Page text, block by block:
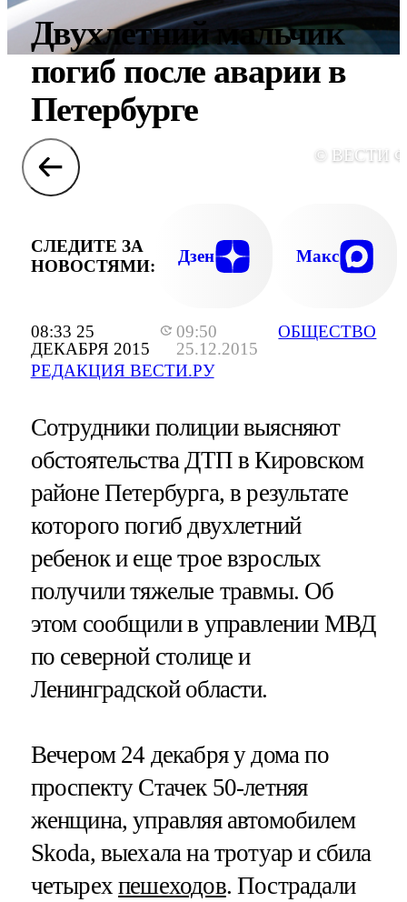
08:33 25
ДЕКАБРЯ 2015
09:50
25.12.2015
РЕДАКЦИЯ ВЕСТИ.РУ
ОБЩЕСТВО
Двухлетний мальчик
погиб после аварии в
Петербурге
© ВЕСТИ
СЛЕДИТЕ ЗА
НОВОСТЯМИ:
Дзен Макс
Сотрудники полиции выясняют
обстоятельства ДТП в Кировском
районе Петербурга, в результате
которого погиб двухлетний
ребенок и еще трое взрослых
получили тяжелые травмы. Об
этом сообщили в управлении МВД
по северной столице и
Ленинградской области.
Вечером 24 декабря у дома по
проспекту Стачек 50-летняя
женщина, управляя автомобилем
Skoda, выехала на тротуар и сбила
четырехпешеходов. Пострадали